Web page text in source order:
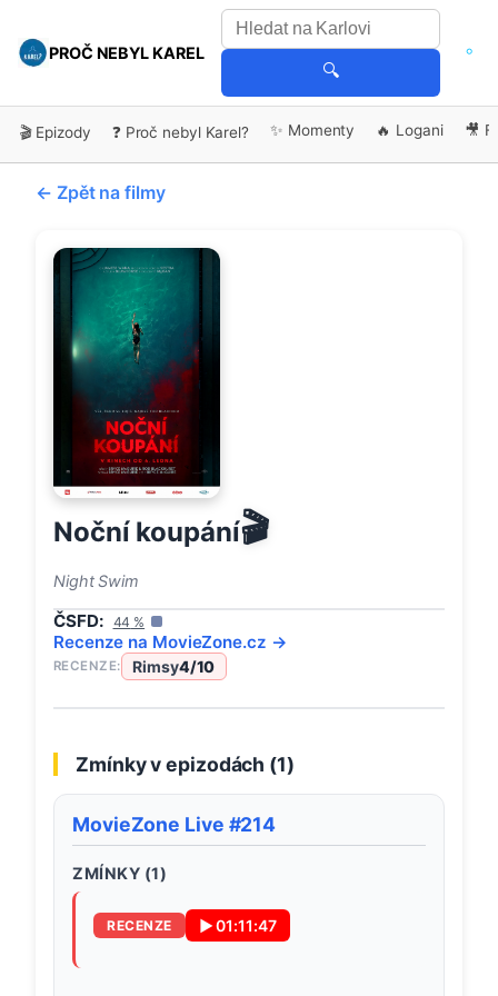
PROČ NEBYL KAREL
🔍
🎬 Epizody ❓ Proč nebyl Karel? ✨ Momenty 🔥 Logani 🎥
← Zpět na filmy
Noční koupání🎬
Night Swim
ČSFD: 44 %
Recenze na MovieZone.cz →
RECENZE: Rimsy4/10
Zmínky v epizodách (1)
MovieZone Live #214
ZMÍNKY (1)
RECENZE ▶01:11:47